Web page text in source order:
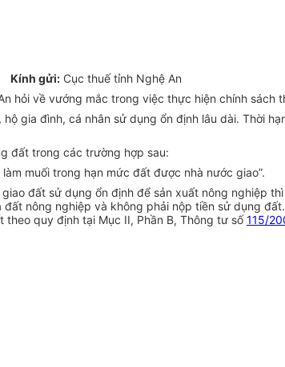
Kính gửi: Cục thuế tỉnh Nghệ An
hỏi về vướng mắc trong việc thực hiện chính sách
gia đình, cá nhân sử dụng ổn định lâu dài. Thời
đất trong các trường hợp sau:
muối trong hạn mức đất được nhà nước giao”.
đất sử dụng ổn định để sản xuất nông nghiệp
nông nghiệp và không phải nộp tiền sử dụng
quy định tại Mục II, Phần B, Thông tư số115/